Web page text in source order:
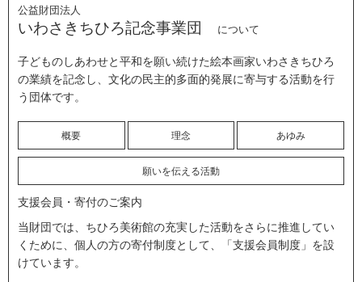
公益財団法人
いわさきちひろ記念事業団 について
子どものしあわせと平和を願い続けた絵本画家いわさきちひろ
の業績を記念し、文化の民主的多面的発展に寄与する活動を行
う団体です。
概要 理念 あゆみ
願いを伝える活動
支援会員・寄付のご案内
当財団では、ちひろ美術館の充実した活動をさらに推進してい
くために、個人の方の寄付制度として、「支援会員制度」を設
けています。